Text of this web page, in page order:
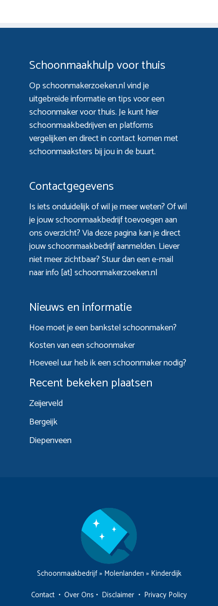
Schoonmaakhulp voor thuis
Op schoonmakerzoeken.nl vind je
uitgebreide informatie en tips voor een
schoonmaker voor thuis. Je kunt hier
schoonmaakbedrijven en platforms
vergelijken en direct in contact komen met
schoonmaaksters bij jou in de buurt.
Contactgegevens
Is iets onduidelijk of wil je meer weten? Of wil
je jouw schoonmaakbedrijf toevoegen aan
ons overzicht? Viadeze paginakan je direct
jouw schoonmaakbedrijf aanmelden. Liever
niet meer zichtbaar? Stuur dan een e-mail
naar info [at] schoonmakerzoeken.nl
Nieuws en informatie
Hoe moet je een bankstel schoonmaken?
Kosten van een schoonmaker
Hoeveel uur heb ik een schoonmaker nodig?
Recent bekeken plaatsen
Zeijerveld
Bergeijk
Diepenveen
Schoonmaakbedrijf» Molenlanden » Kinderdijk
Contact • Over Ons • Disclaimer • Privacy Policy